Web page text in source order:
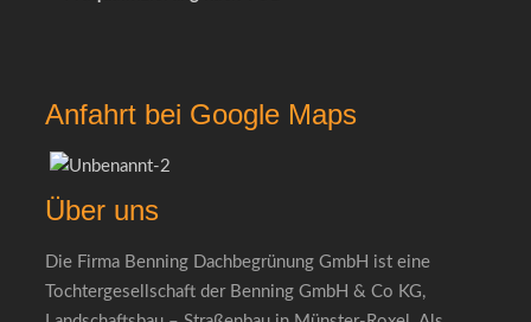
Anfahrt bei Google Maps
Über uns
Die Firma Benning Dachbegrünung GmbH ist eine
Tochtergesellschaft der Benning GmbH & Co KG,